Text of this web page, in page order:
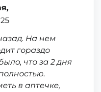
На нем
гораздо
что за 2 дня
в аптечке,